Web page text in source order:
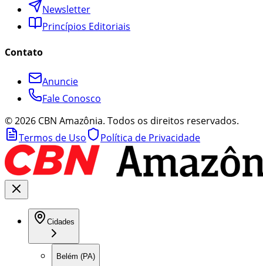
Newsletter
Princípios Editoriais
Contato
Anuncie
Fale Conosco
©2026 CBN Amazônia. Todos os direitos reservados.
Termos de Uso
Política de Privacidade
Cidades
Belém (PA)